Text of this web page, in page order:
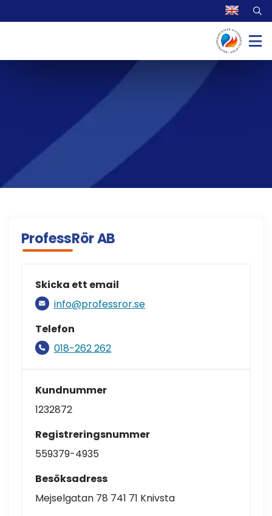
ProfessRör AB
Skicka ett email
info@professror.se
Telefon
018-262 262
Kundnummer
1232872
Registreringsnummer
559379-4935
Besöksadress
Mejselgatan 78 741 71 Knivsta